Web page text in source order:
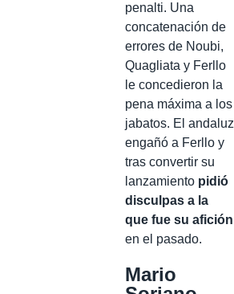
penalti. Una
concatenación de
errores de Noubi,
Quagliata y Ferllo
le concedieron la
pena máxima a los
jabatos. El andaluz
engañó a Ferllo y
tras convertir su
lanzamiento pidió
disculpas a la
que fue su afición
en el pasado.
Mario